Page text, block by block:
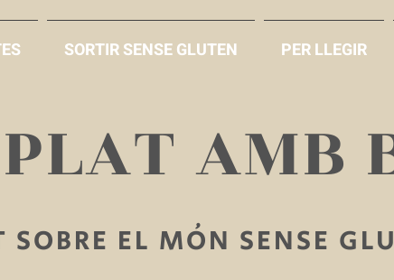
SORTIR SENSE GLUTEN PER LLEGIR
AMB
SOBRE EL MÓN SENSE